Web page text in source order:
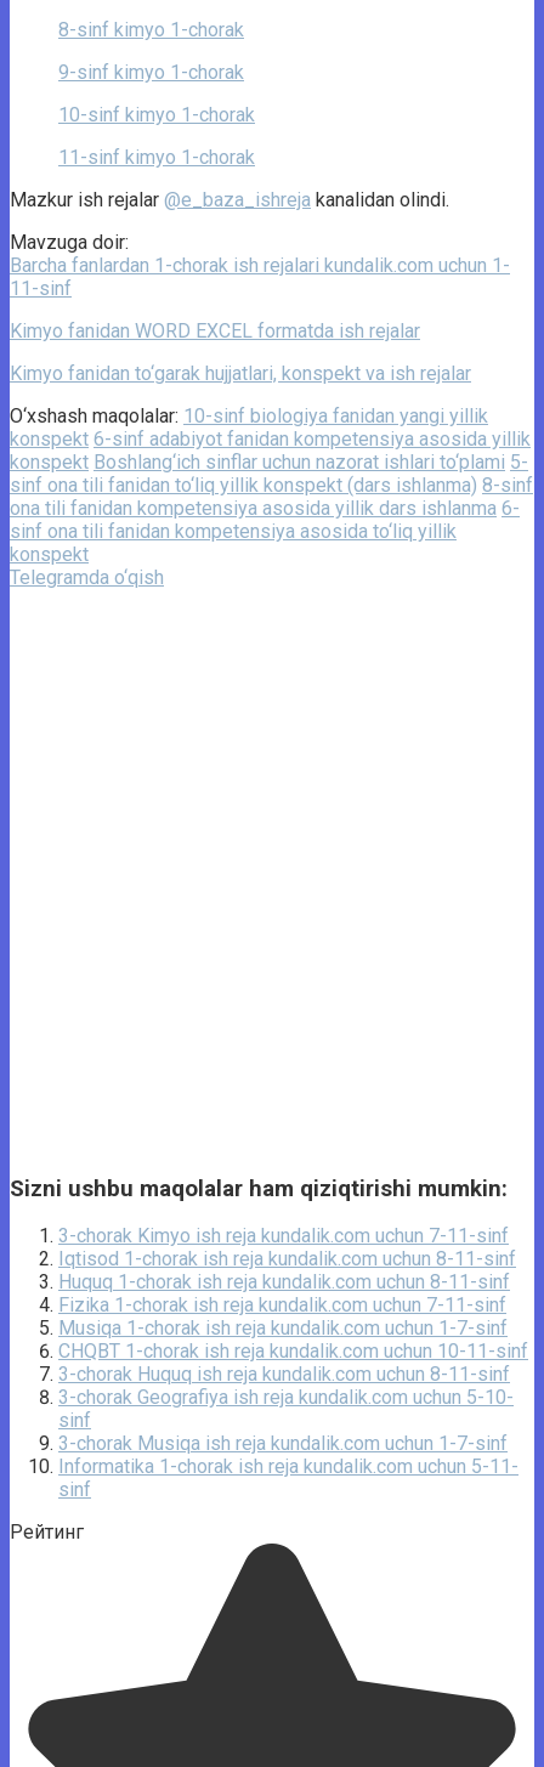
8-sinf kimyo 1-chorak
9-sinf kimyo 1-chorak
10-sinf kimyo 1-chorak
11-sinf kimyo 1-chorak
Mazkur ish rejalar @e_baza_ishreja kanalidan olindi.
Mavzuga doir:
Barcha fanlardan 1-chorak ish rejalari kundalik.com uchun 1-
11-sinf
Kimyo fanidan WORD EXCEL formatda ish rejalar
Kimyo fanidan to‘garak hujjatlari, konspekt va ish rejalar
O‘xshash maqolalar: 10-sinf biologiya fanidan yangi yillik
konspekt 6-sinf adabiyot fanidan kompetensiya asosida yillik
konspekt Boshlang‘ich sinflar uchun nazorat ishlari to‘plami 5-
sinf ona tili fanidan to‘liq yillik konspekt (dars ishlanma) 8-sinf
ona tili fanidan kompetensiya asosida yillik dars ishlanma 6-
sinf ona tili fanidan kompetensiya asosida to‘liq yillik
konspekt
Telegramda o‘qish
Sizni ushbu maqolalar ham qiziqtirishi mumkin:
3-chorak Kimyo ish reja kundalik.com uchun 7-11-sinf
Iqtisod 1-chorak ish reja kundalik.com uchun 8-11-sinf
Huquq 1-chorak ish reja kundalik.com uchun 8-11-sinf
Fizika 1-chorak ish reja kundalik.com uchun 7-11-sinf
Musiqa 1-chorak ish reja kundalik.com uchun 1-7-sinf
CHQBT 1-chorak ish reja kundalik.com uchun 10-11-sinf
3-chorak Huquq ish reja kundalik.com uchun 8-11-sinf
3-chorak Geografiya ish reja kundalik.com uchun 5-10-
sinf
3-chorak Musiqa ish reja kundalik.com uchun 1-7-sinf
Informatika 1-chorak ish reja kundalik.com uchun 5-11-
sinf
Рейтинг